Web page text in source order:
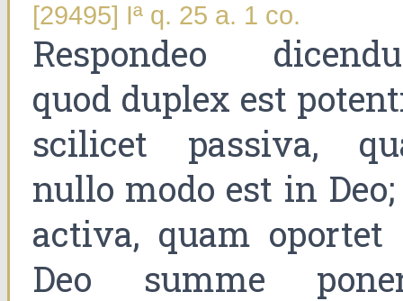
[29495] Iª q. 25 a. 1 co.
Respondeo
quod duplex est
scilicet passiva,
nullo modo est in
activa, quam oportet
Deo summe